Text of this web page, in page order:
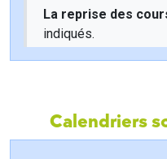
La reprise des
indiqués.
Calendriers